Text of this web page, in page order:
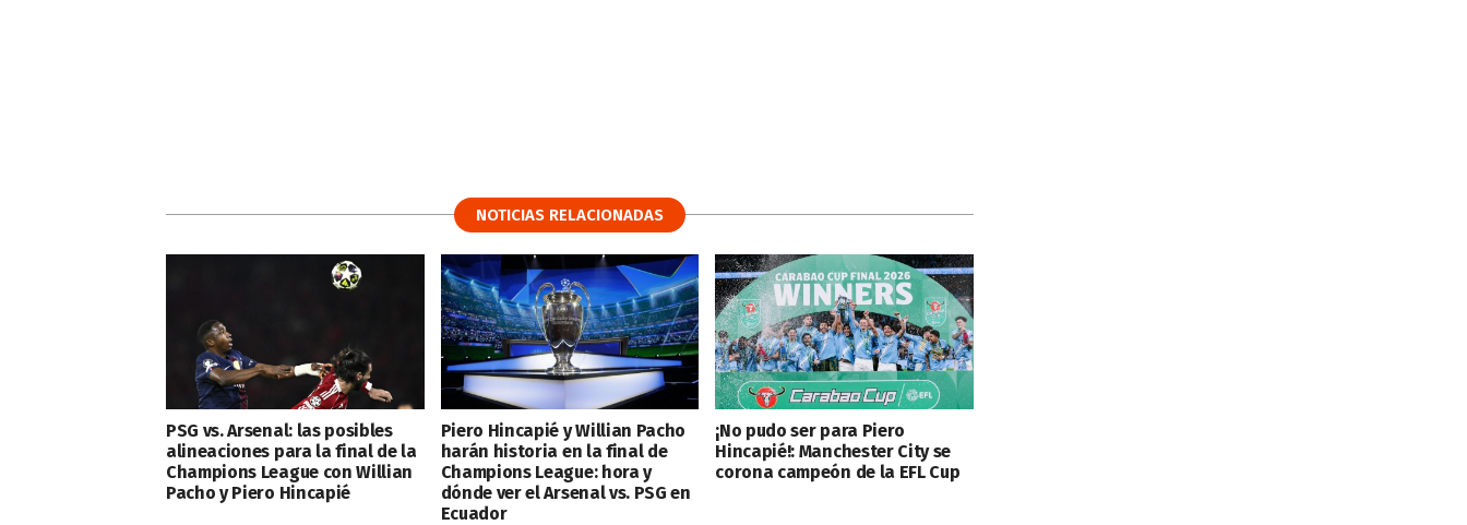
NOTICIAS RELACIONADAS
PSG vs. Arsenal: las posibles
alineaciones para la final de la
Champions League con Willian
Pacho y Piero Hincapié
Piero Hincapié y Willian Pacho
harán historia en la final de
Champions League: hora y
dónde ver el Arsenal vs. PSG en
Ecuador
¡No pudo ser para Piero
Hincapié!: Manchester City se
corona campeón de la EFL Cup